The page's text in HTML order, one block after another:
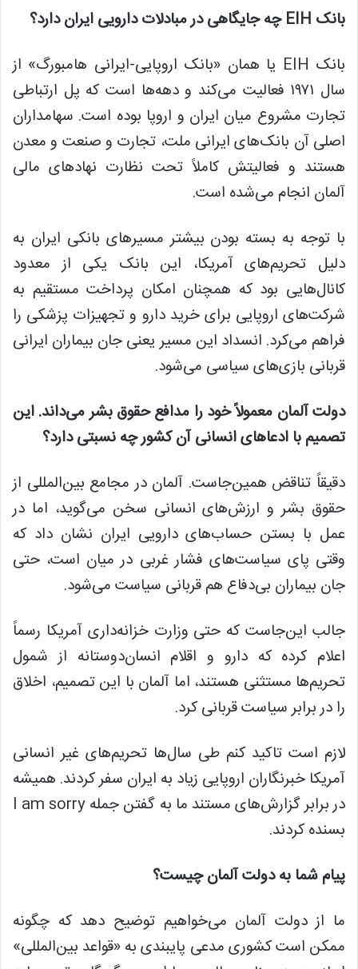
بانک EIH چه جایگاهی در مبادلات دارویی ایران دارد؟
بانک EIH یا همان «بانک اروپایی-ایرانی هامبورگ» از
سال ۱۹۷۱ فعالیت می‌کند و دهه‌ها است که پل ارتباطی
تجارت مشروع میان ایران و اروپا بوده است. سهامداران
اصلی آن بانک‌های ایرانی ملت، تجارت و صنعت و معدن
هستند و فعالیتش کاملاً تحت نظارت نهادهای مالی
آلمان انجام می‌شده است.
با توجه به بسته بودن بیشتر مسیرهای بانکی ایران به
دلیل تحریم‌های آمریکا، این بانک یکی از معدود
کانال‌هایی بود که همچنان امکان پرداخت مستقیم به
شرکت‌های اروپایی برای خرید دارو و تجهیزات پزشکی را
فراهم می‌کرد. انسداد این مسیر یعنی جان بیماران ایرانی
قربانی بازی‌های سیاسی می‌شود.
دولت آلمان معمولاً خود را مدافع حقوق بشر می‌داند. این
تصمیم با ادعاهای انسانی آن کشور چه نسبتی دارد؟
دقیقاً تناقض همین‌جاست. آلمان در مجامع بین‌المللی از
حقوق بشر و ارزش‌های انسانی سخن می‌گوید، اما در
عمل با بستن حساب‌های دارویی ایران نشان داد که
وقتی پای سیاست‌های فشار غربی در میان است، حتی
جان بیماران بی‌دفاع هم قربانی سیاست می‌شود.
جالب این‌جاست که حتی وزارت خزانه‌داری آمریکا رسماً
اعلام کرده کهدارو و اقلام انسان‌دوستانه از شمول
تحریم‌ها مستثنی هستند، اما آلمان با این تصمیم، اخلاق
را در برابر سیاست قربانی کرد.
لازم است تاکیدکنم طی سال‌ها تحریم‌های غیر انسانی
آمریکا خبرنگاران اروپایی زیاد به ایران سفر کردند. همیشه
در برابر گزارش‌های مستند ما به گفتن جمله I am sorry
بسنده کردند.
پیام شما به دولت آلمان چیست؟
ما از دولت آلمان می‌خواهیم توضیح دهد که چگونه
ممکن استکشوریمدعی پایبندی به «قواعد بین‌المللی»